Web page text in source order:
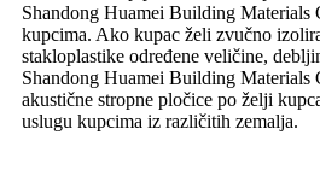
Shandong Huamei Building Materials
kupcima. Ako kupac želi zvučno
stakloplastike određene veličine,
Shandong Huamei Building Materials
akustične stropne pločice po želji
uslugu kupcima iz različitih zemalja.